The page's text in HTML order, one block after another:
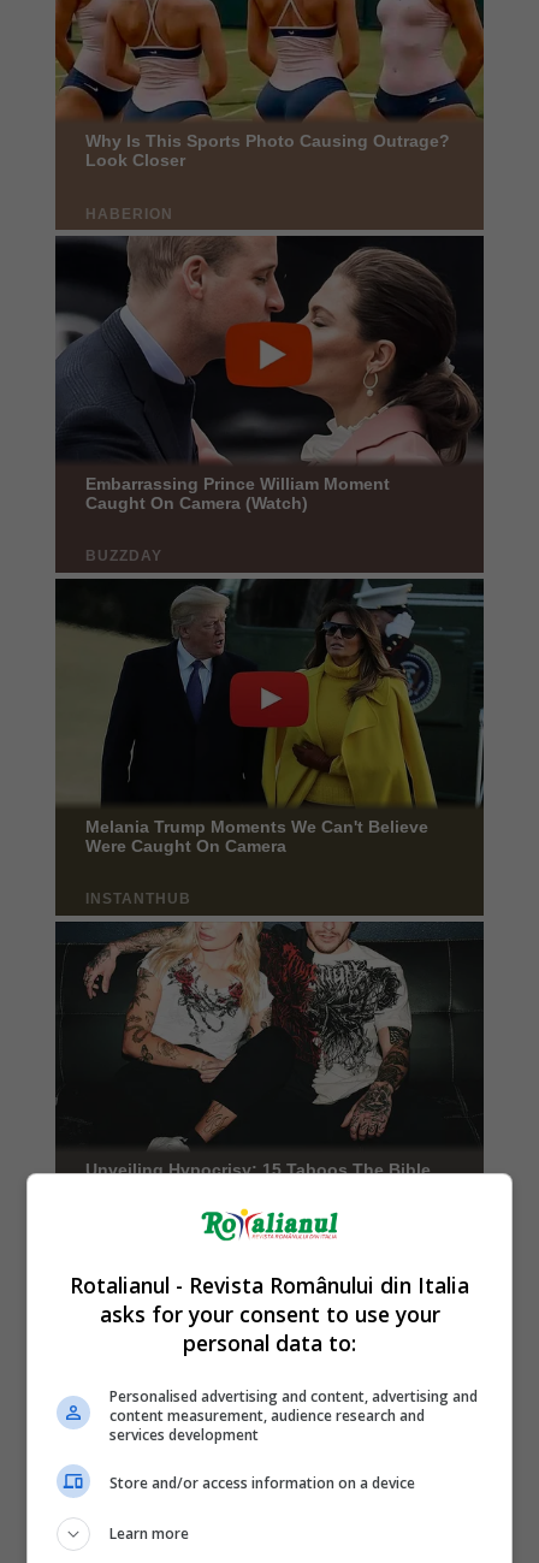
Rotalianul - Revista Românului din Italia
asks for your consent to use your
personal data to:
Personalised advertising and content, advertising and
content measurement, audience research and
services development
Store and/or access information on a device
Learn more